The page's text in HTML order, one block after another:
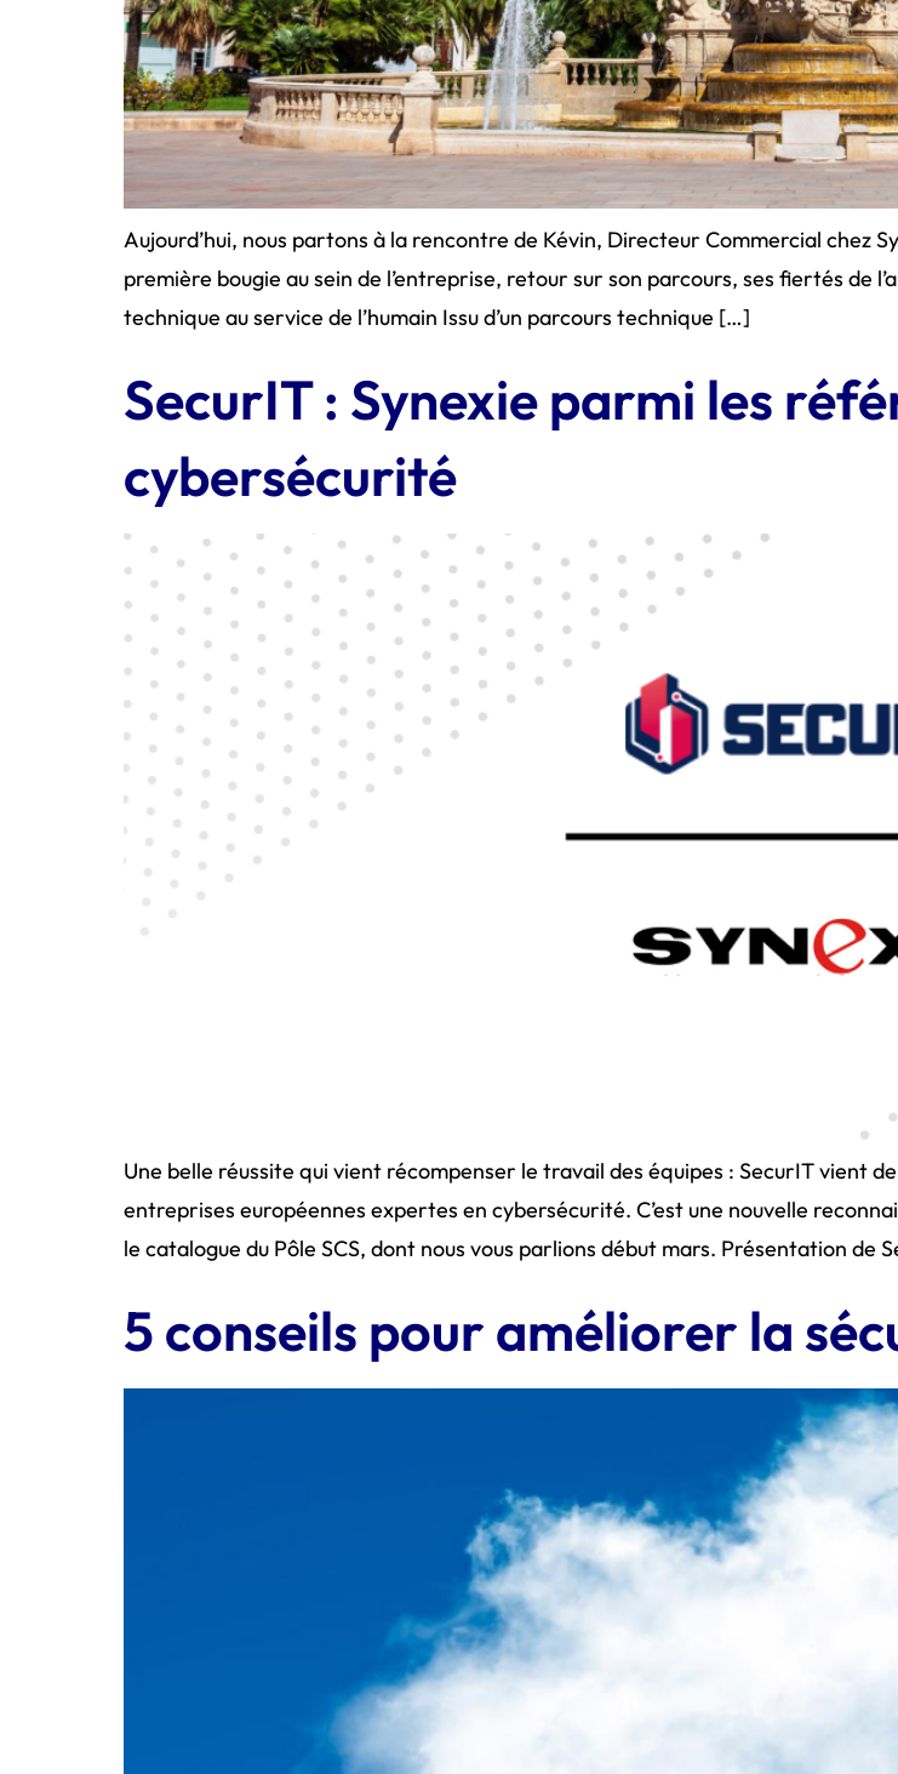
Aujourd’hui, nous partons à la rencontre de Kévin, Directeur Commercial chez
première bougie au sein de l’entreprise, retour sur son parcours, ses fiertés de
technique au service de l’humain Issu d’un parcours technique […]
SecurIT : Synexie parmi les
cybersécurité
Une belle réussite qui vient récompenser le travail des équipes : SecurIT vient
entreprises européennes expertes en cybersécurité. C’est une nouvelle
le catalogue du Pôle SCS, dont nous vous parlions début mars. Présentation de
5 conseils pour améliorer la